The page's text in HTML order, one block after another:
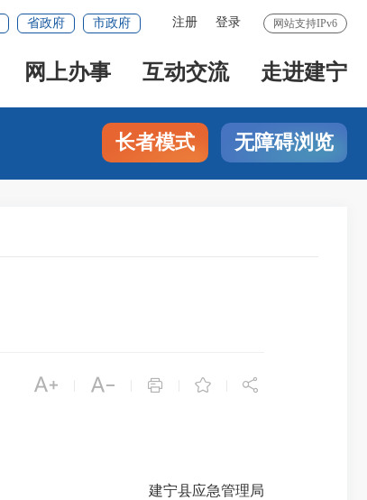
网站支持IPv6
注册 登录
省政府 市政府
网上办事 互动交流 走进建宁
长者模式 无障碍浏览
    
建宁县应急管理局